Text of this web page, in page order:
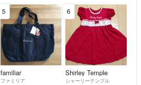
5
familiar
ファミリア
6
Shirley Temple
シャーリーテンプル